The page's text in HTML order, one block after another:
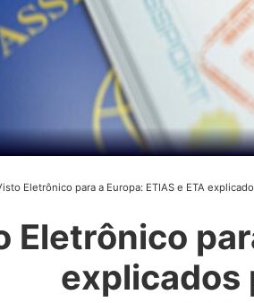
Eletrônico para a Europa: ETIAS e ETA
Eletrônico
explicados